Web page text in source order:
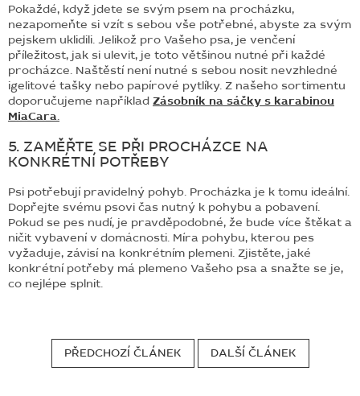
Pokaždé, když jdete se svým psem na procházku,
nezapomeňte si vzít s sebou vše potřebné, abyste za svým
pejskem uklidili. Jelikož pro Vašeho psa, je venčení
příležitost, jak si ulevit, je toto většinou nutné při každé
procházce. Naštěstí není nutné s sebou nosit nevzhledné
igelitové tašky nebo papírové pytlíky. Z našeho sortimentu
doporučujeme například Zásobník na sáčky s karabinou
MiaCara.
5. ZAMĚŘTE SE PŘI PROCHÁZCE NA
KONKRÉTNÍ POTŘEBY
Psi potřebují pravidelný pohyb. Procházka je k tomu ideální.
Dopřejte svému psovi čas nutný k pohybu a pobavení.
Pokud se pes nudí, je pravděpodobné, že bude více štěkat a
ničit vybavení v domácnosti. Míra pohybu, kterou pes
vyžaduje, závisí na konkrétním plemeni. Zjistěte, jaké
konkrétní potřeby má plemeno Vašeho psa a snažte se je,
co nejlépe splnit.
PŘEDCHOZÍ ČLÁNEK DALŠÍ ČLÁNEK